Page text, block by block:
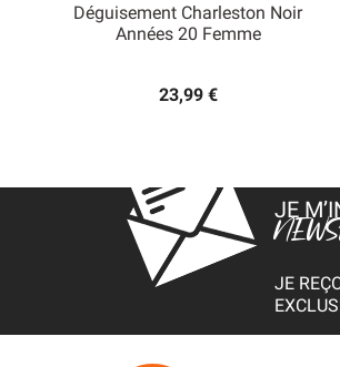
Déguisement Charleston Noir
Années 20 Femme
23,99 €
Aperçu rapide
JE
JE